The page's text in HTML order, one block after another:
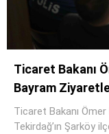
Ticaret Bakanı
Bayram
Ticaret Bakanı Ömer
Tekirdağ’ın Şarköy